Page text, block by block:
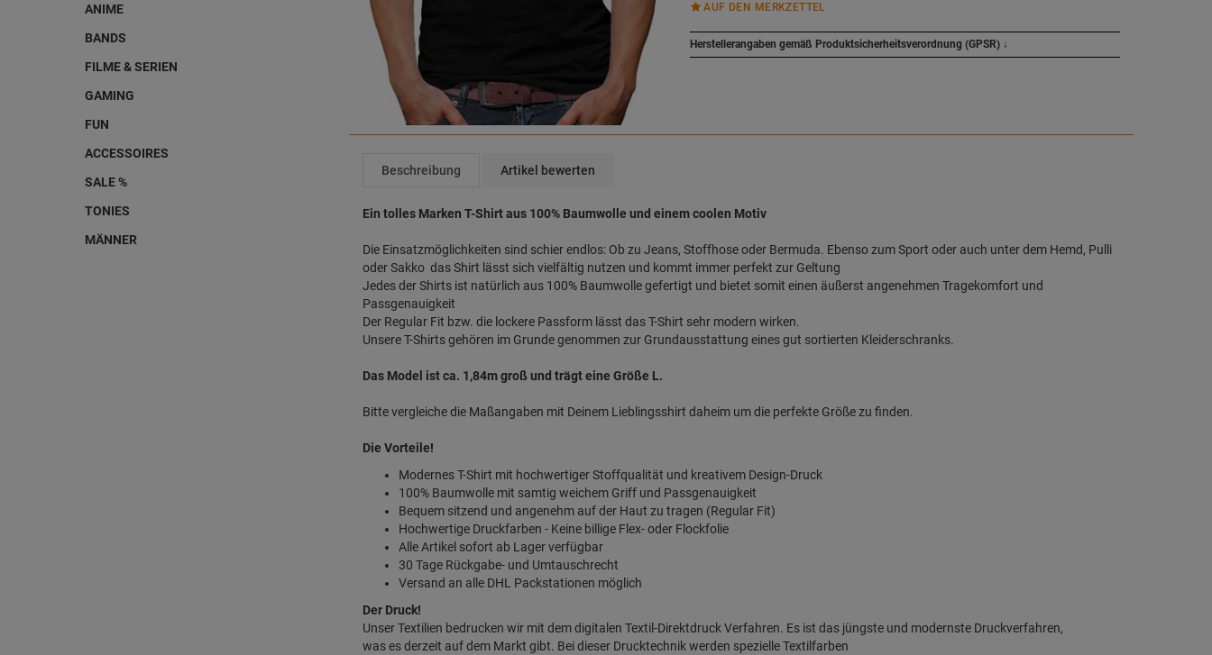
ANIME
BANDS
FILME & SERIEN
GAMING
FUN
ACCESSOIRES
SALE %
TONIES
MÄNNER
AUF DEN MERKZETTEL
Herstellerangaben gemäß Produktsicherheitsverordnung (GPSR) ↓
Beschreibung Artikel bewerten
Ein tolles Marken T-Shirt aus 100% Baumwolle und einem coolen Motiv
Die Einsatzmöglichkeiten sind schier endlos: Ob zu Jeans, Stoffhose oder Bermuda. Ebenso zum Sport oder auch unter dem Hemd, Pulli
oder Sakko  das Shirt lässt sich vielfältig nutzen und kommt immer perfekt zur Geltung
Jedes der Shirts ist natürlich aus 100% Baumwolle gefertigt und bietet somit einen äußerst angenehmen Tragekomfort und
Passgenauigkeit
Der Regular Fit bzw. die lockere Passform lässt das T-Shirt sehr modern wirken.
Unsere T-Shirts gehören im Grunde genommen zur Grundausstattung eines gut sortierten Kleiderschranks.
Das Model ist ca. 1,84m groß und trägt eine Größe L.
Bitte vergleiche die Maßangaben mit Deinem Lieblingsshirt daheim um die perfekte Größe zu finden.
Die Vorteile!
Modernes T-Shirt mit hochwertiger Stoffqualität und kreativem Design-Druck
100% Baumwolle mit samtig weichem Griff und Passgenauigkeit
Bequem sitzend und angenehm auf der Haut zu tragen (Regular Fit)
Hochwertige Druckfarben - Keine billige Flex- oder Flockfolie
Alle Artikel sofort ab Lager verfügbar
30 Tage Rückgabe- und Umtauschrecht
Versand an alle DHL Packstationen möglich
Der Druck!
Unser Textilien bedrucken wir mit dem digitalen Textil-Direktdruck Verfahren. Es ist das jüngste und modernste Druckverfahren,
was es derzeit auf dem Markt gibt. Bei dieser Drucktechnik werden spezielle Textilfarben